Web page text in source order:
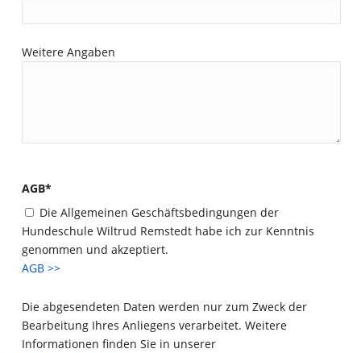
Weitere Angaben
AGB*
Die Allgemeinen Geschäftsbedingungen der
Hundeschule Wiltrud Remstedt habe ich zur Kenntnis
genommen und akzeptiert.
AGB >>
Die abgesendeten Daten werden nur zum Zweck der
Bearbeitung Ihres Anliegens verarbeitet. Weitere
Informationen finden Sie in unserer